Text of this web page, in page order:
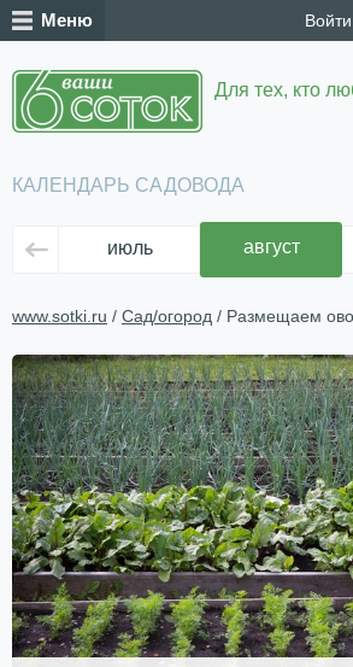
Войти
Меню
Для тех, кто
КАЛЕНДАРЬ САДОВОДА
июль август
www.sotki.ru / Сад/огород / Размещаем